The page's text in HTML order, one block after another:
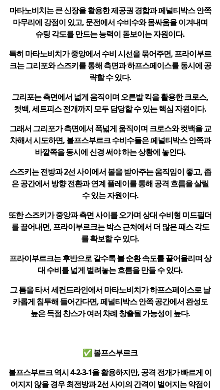
마타노비치는 큰 신장을 활용한 제공권 경합과 페널티박스 안쪽
마무리에 강점이 있고, 문전에서 수비수와 몸싸움을 이겨내며
슈팅 각도를 만드는 능력이 돋보이는 자원이다.
특히 마타노비치가 중앙에서 수비 시선을 묶어주면, 프라이부르
크는 그리포와 스즈키를 통해 측면과 하프스페이스를 동시에 공
략할 수 있다.
그리포는 측면에서 넓게 움직이며 오른발 킥을 활용한 크로스,
컷백, 세트피스 전개까지 모두 담당할 수 있는 핵심 자원이다.
그래서 그리포가 측면에서 폭넓게 움직이며 크로스와 컷백을 교
차해서 시도하면, 볼프스부르크 수비수들은 페널티박스 안쪽과
바깥쪽을 동시에 신경 써야 하는 상황에 놓인다.
스즈키는 전방과 2선 사이에서 볼을 받아주는 움직임이 좋고, 좁
은 공간에서 방향 전환과 연계 플레이를 통해 공격 흐름을 살릴
수 있는 자원이다.
또한 스즈키가 중앙과 측면 사이를 오가며 상대 수비형 미드필더
를 끌어내면, 프라이부르크는 박스 근처에서 더 많은 패스 각도
를 확보할 수 있다.
프라이부르크는 후반으로 갈수록 볼 순환 속도를 끌어올리며 상
대 수비를 넓게 벌려놓는 흐름을 만들 수 있다.
그 틈을 타서 세컨드라인에서 마타노비치가 하프스페이스로 날
카롭게 침투해 들어간다면, 페널티박스 안쪽 공간에서 완성도
높은 득점 찬스가 여러 차례 창출될 가능성이 높다.
✅ 볼프스부르크
볼프스부르크 역시 4-2-3-1을 활용하지만, 공격 전개가 빠르게 이
어지지 않을 경우 최전방과 2선 사이의 간격이 벌어지는 약점이